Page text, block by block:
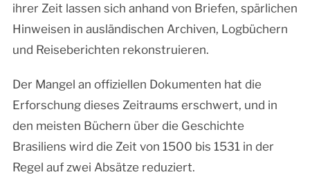
ihrer Zeit lassen sich anhand von Briefen, spärlichen
Hinweisen in ausländischen Archiven, Logbüchern
und Reiseberichten rekonstruieren.
Der Mangel an offiziellen Dokumenten hat die
Erforschung dieses Zeitraums erschwert, und in
den meisten Büchern über die Geschichte
Brasiliens wird die Zeit von 1500 bis 1531 in der
Regel auf zwei Absätze reduziert.